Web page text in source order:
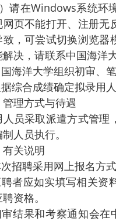
）请在Windows系统
网页不能打开、注册无
致，可尝试切换浏览器
决，请联系中国海洋
海洋大学组织初审、笔
综合成绩确定拟录用
管理方式与待遇
人员采取派遣方式管理
人员执行。
关说明
招聘采用网上报名方
者应如实填写相关资
资格。
结果和考察通知会在